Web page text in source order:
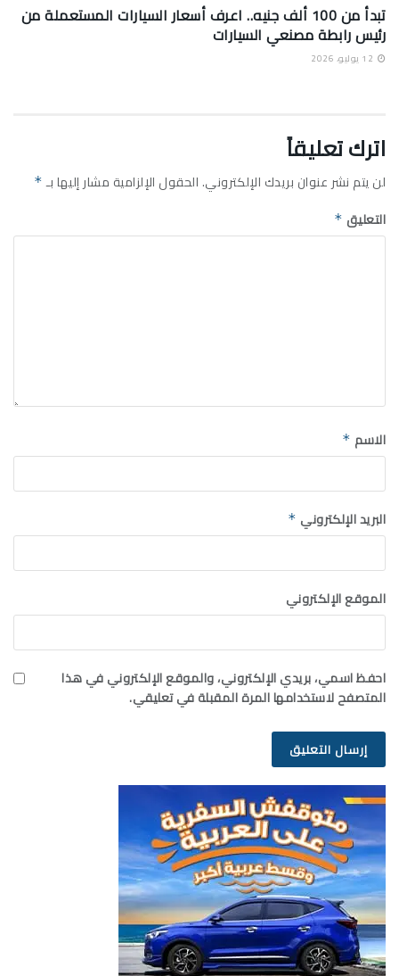
تبدأ من 100 ألف جنيه.. اعرف أسعار السيارات المستعملة من
رئيس رابطة مصنعي السيارات
اترك تعليقاً
لن يتم نشر عنوان بريدك الإلكتروني.الحقول الإلزامية مشار إليها بـ *
التعليق *
الاسم *
البريد الإلكتروني *
الموقع الإلكتروني
احفظ اسمي، بريدي الإلكتروني، والموقع الإلكتروني في هذا
المتصفح لاستخدامها المرة المقبلة في تعليقي.